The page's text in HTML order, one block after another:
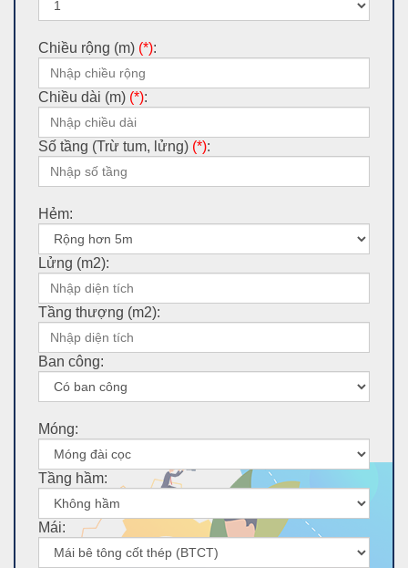
Chiều rộng (m) (*):
Chiều dài (m) (*):
Số tầng (Trừ tum, lửng) (*):
Hẻm:
Lửng (m2):
Tầng thượng (m2):
Ban công:
Móng:
Tầng hầm:
Mái: